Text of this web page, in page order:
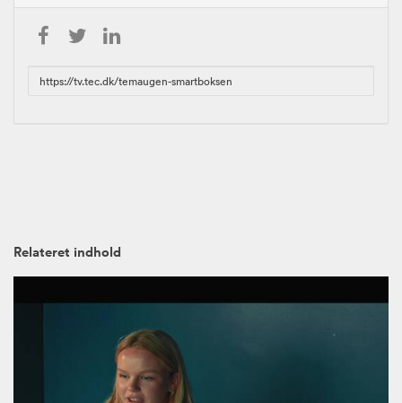
Relateret indhold